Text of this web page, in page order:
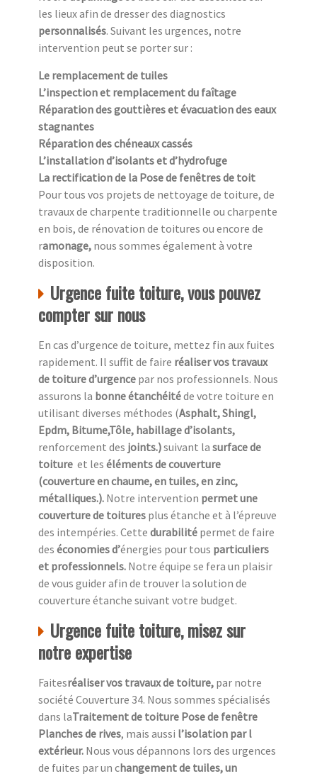
les lieux afin de dresser des diagnostics
personnalisés. Suivant les urgences, notre
intervention peut se porter sur :
Le remplacement de tuiles
L’inspection et remplacement du faîtage
Réparation des gouttières et évacuation des eaux
stagnantes
Réparation des chéneaux cassés
L’installation d’isolants et d’hydrofuge
La rectification de la Pose de fenêtres de toit
Pour tous vos projets de nettoyage de toiture, de
travaux de charpente traditionnelle ou charpente
en bois, de rénovation de toitures ou encore de
ramonage, nous sommes également à votre
disposition.
Urgence fuite toiture, vous pouvez
compter sur nous
En cas d’urgence de toiture, mettez fin aux fuites
rapidement. Il suffit de faire réaliser vos travaux
de toiture d’urgence par nos professionnels. Nous
assurons la bonne étanchéitéde votre toiture en
utilisant diverses méthodes (Asphalt, Shingl,
Epdm, Bitume,Tôle, habillage d’isolants,
renforcement des joints.)suivant la surface de
toiture et les éléments de couverture
(couverture en chaume, en tuiles, en zinc,
métalliques.). Notre intervention permet une
couverture de toitures plus étanche et à l’épreuve
des intempéries. Cette durabilité permet de faire
des économies d’énergies pour tous particuliers
et professionnels. Notre équipe se fera un plaisir
de vous guider afin de trouver la solution de
couverture étanche suivant votre budget.
Urgence fuite toiture, misez sur
notre expertise
Faitesréaliser vos travaux de toiture, par notre
société Couverture 34. Nous sommes spécialisés
dans laTraitement de toiture Pose de fenêtre
Planches de rives, mais aussi l’isolation par l
extérieur. Nous vous dépannons lors des urgences
de fuites par un changement de tuiles, un